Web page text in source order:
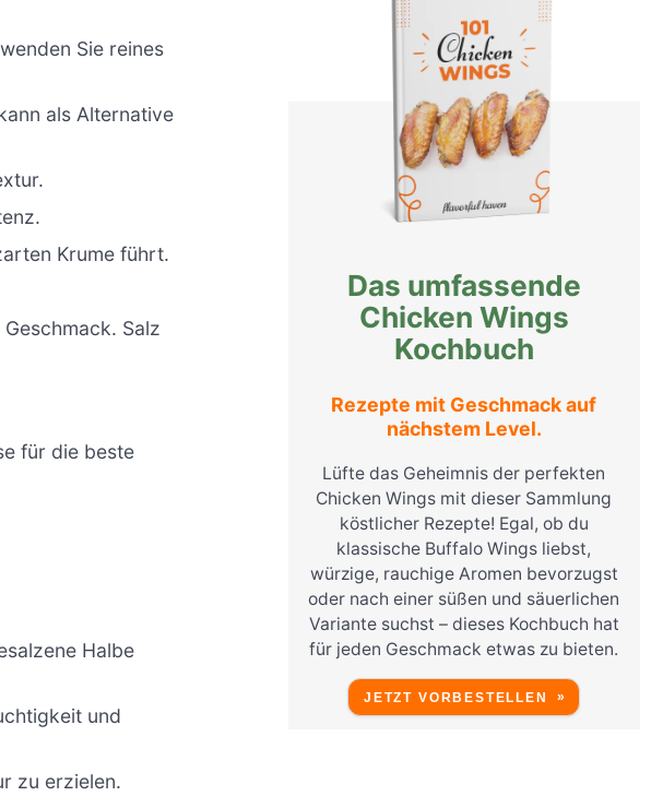
Sie reines
als Alternative
Krume führt.
Salz
für die beste
Halbe
und
zu erzielen.
Das umfassende
Chicken Wings
Kochbuch
Rezepte mit Geschmack auf
nächstem Level.
Lüfte das Geheimnis der perfekten
Chicken Wings mit dieser Sammlung
köstlicher Rezepte! Egal, ob du
klassische Buffalo Wings liebst,
würzige, rauchige Aromen bevorzugst
oder nach einer süßen und säuerlichen
Variante suchst – dieses Kochbuch hat
für jeden Geschmack etwas zu bieten.
JETZT VORBESTELLEN